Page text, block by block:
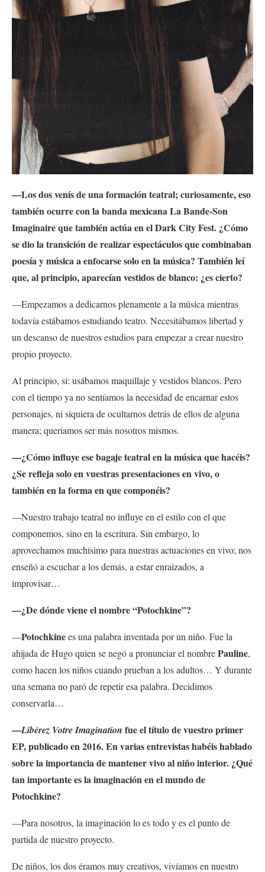
—Los dos venís de una formación teatral; curiosamente, eso
también ocurre con la banda mexicana La Bande-Son
Imaginaire que también actúa en el Dark City Fest. ¿Cómo
se dio la transición de realizar espectáculos que combinaban
poesía y música a enfocarse solo en la música? También leí
que, al principio, aparecían vestidos de blanco: ¿es cierto?
—Empezamos a dedicarnos plenamente a la música mientras
todavía estábamos estudiando teatro. Necesitábamos libertad y
un descanso de nuestros estudios para empezar a crear nuestro
propio proyecto.
Al principio, sí: usábamos maquillaje y vestidos blancos. Pero
con el tiempo ya no sentíamos la necesidad de encarnar estos
personajes, ni siquiera de ocultarnos detrás de ellos de alguna
manera; queríamos ser más nosotros mismos.
—¿Cómo influye ese bagaje teatral en la música que hacéis?
¿Se refleja solo en vuestras presentaciones en vivo, o
también en la forma en que componéis?
—Nuestro trabajo teatral no influye en el estilo con el que
componemos, sino en la escritura. Sin embargo, lo
aprovechamos muchísimo para nuestras actuaciones en vivo; nos
enseñó a escuchar a los demás, a estar enraizados, a
improvisar…
—¿De dónde viene el nombre “Potochkine”?
—Potochkinees una palabra inventada por un niño. Fue la
ahijada de Hugo quien se negó a pronunciar el nombrePauline,
como hacen los niños cuando prueban a los adultos… Y durante
una semana no paró de repetir esa palabra. Decidimos
conservarla…
—Libérez Votre Imagination fue el título de vuestro primer
EP, publicado en 2016. En varias entrevistas habéis hablado
sobre la importancia de mantener vivo al niño interior. ¿Qué
tan importante es la imaginación en el mundo de
Potochkine?
—Para nosotros, la imaginación lo es todo y es el punto de
partida de nuestro proyecto.
De niños, los dos éramos muy creativos, vivíamos en nuestro